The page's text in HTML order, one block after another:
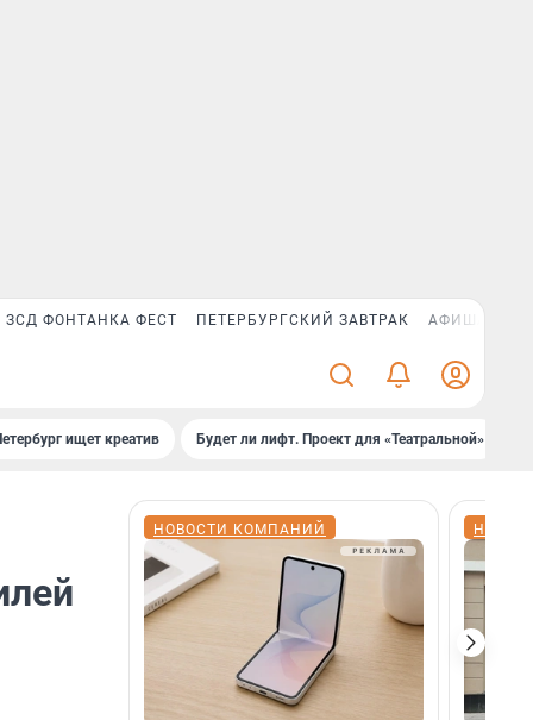
ЗСД ФОНТАНКА ФЕСТ ПЕТЕРБУРГСКИЙ ЗАВТРАК АФИША PLUS
ищет креатив Будет ли лифт. Проект для «Театральной»
НОВОСТИ КОМПАНИЙ